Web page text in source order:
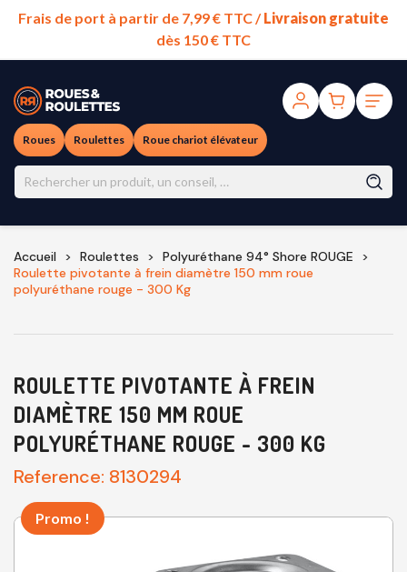
Frais de port à partir de 7,99 € TTC /Livraison gratuite
dès 150 € TTC
Roues Roulettes Roue chariot élévateur
Accueil Roulettes
Polyuréthane 94° Shore ROUGE
Roulette pivotante à frein diamètre 150 mm roue
polyuréthane rouge - 300 Kg
ROULETTE PIVOTANTE À FREIN
DIAMÈTRE 150 MM ROUE
POLYURÉTHANE ROUGE - 300 KG
Reference: 8130294
Promo !